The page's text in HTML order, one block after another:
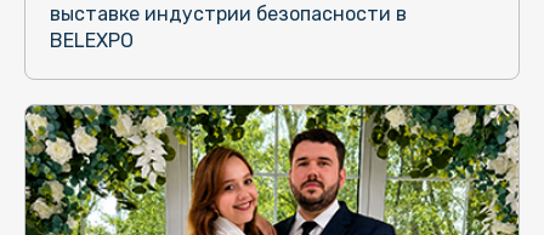
выставке индустрии безопасности в
BELEXPO